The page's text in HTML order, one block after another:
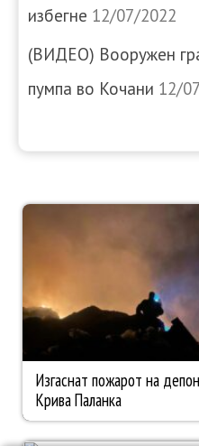
избегне 12/07/2022
(ВИДЕО) Вооружен
пумпа во Кочани 12/